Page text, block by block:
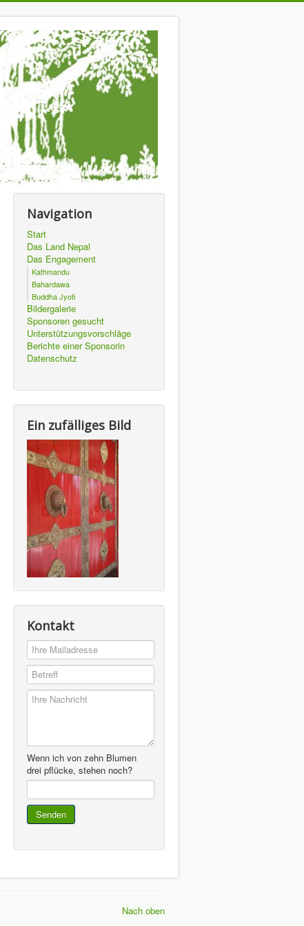
Navigation
Start
Das Land Nepal
Das Engagement
Kathmandu
Bahardawa
Buddha Jyoti
Bildergalerie
Sponsoren gesucht
Unterstützungsvorschläge
Berichte einer Sponsorin
Datenschutz
Ein zufälliges Bild
Kontakt
Wenn ich von zehn Blumen
drei pflücke, stehen noch?
Nach oben